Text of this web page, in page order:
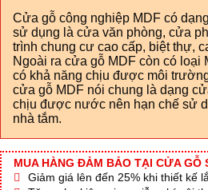
Cửa gỗ công nghiệp MDF có
sử dụng là cửa văn phòng, cửa
trình chung cư cao cấp, biệt thự,
Ngoài ra cửa gỗ MDF còn có loại
có khả năng chịu được môi
cửa gỗ MDF nói chung là dạng
chịu được nước nên hạn chế sử
nhà tắm.
MUA HÀNG ĐẢM BẢO TẠI CỬA GỖ
Giảm giá lên đến 25% khi thiết kế